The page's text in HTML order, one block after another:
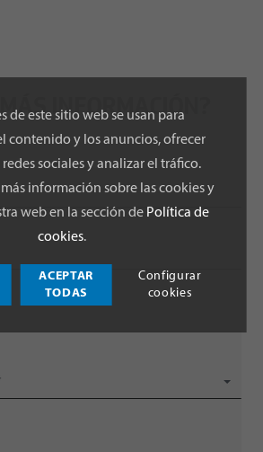
INFORMACIÓN?
de este sitio web se usan para
contenido y los anuncios, ofrecer
sociales y analizar el tráfico.
información sobre las cookies y
web en la sección de Política de
cookies.
ACEPTAR
TODAS
Configurar
cookies